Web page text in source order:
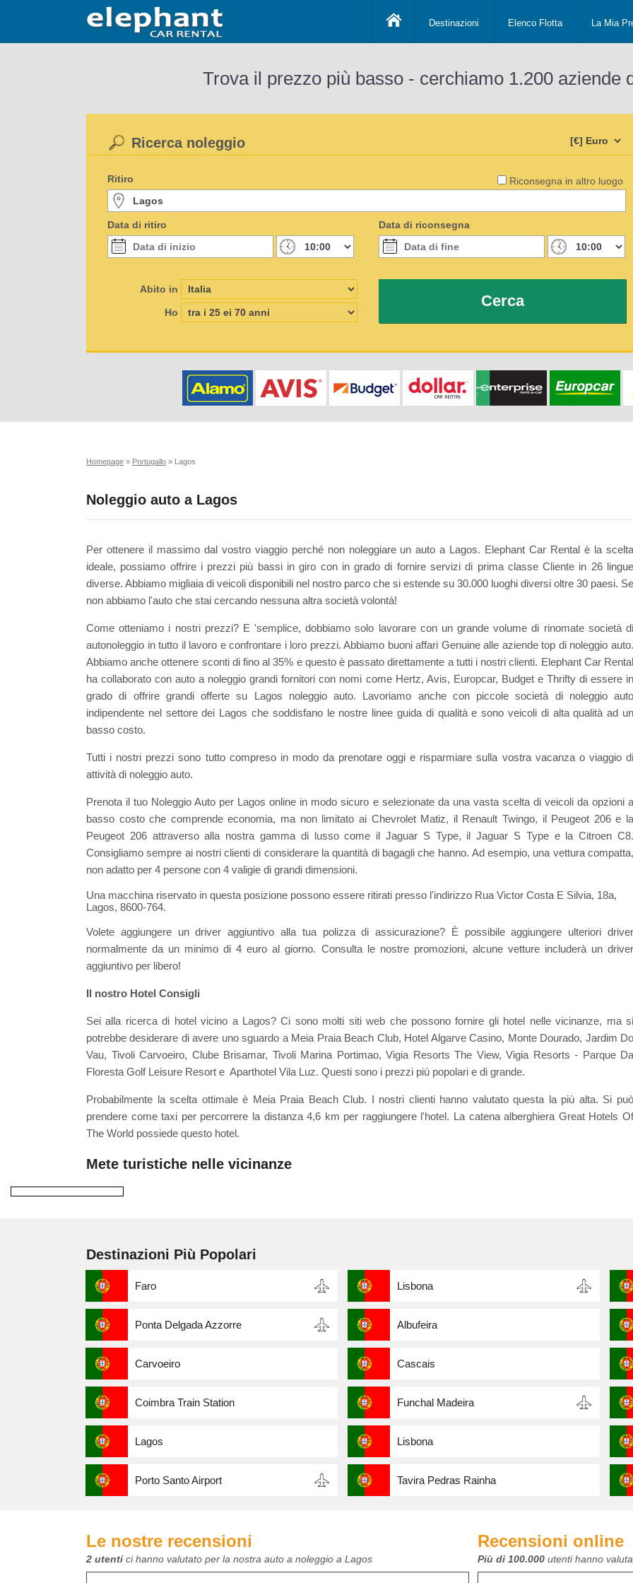
Destinazioni Elenco Flotta La Mia
Trova il prezzo più basso - cerchiamo 1.200 aziende
Riconsegna in altro luogo
Ricerca noleggio
Ritiro
Data di ritiro Data di riconsegna
Abito in
Ho
Cerca
Homepage » Portogallo » Lagos
Noleggio auto a Lagos
Per ottenere il massimo dal vostro viaggio perché non noleggiare un auto a Lagos. Elephant Car Rental è la scelta
ideale, possiamo offrire i prezzi più bassi in giro con in grado di fornire servizi di prima classe Cliente in 26 lingue
diverse. Abbiamo migliaia di veicoli disponibili nel nostro parco che si estende su 30.000 luoghi diversi oltre 30 paesi. Se
non abbiamo l'auto che stai cercando nessuna altra società volontà!
Come otteniamo i nostri prezzi? E 'semplice, dobbiamo solo lavorare con un grande volume di rinomate società di
autonoleggio in tutto il lavoro e confrontare i loro prezzi. Abbiamo buoni affari Genuine alle aziende top di noleggio auto.
Abbiamo anche ottenere sconti di fino al 35% e questo è passato direttamente a tutti i nostri clienti. Elephant Car Rental
ha collaborato con auto a noleggio grandi fornitori con nomi come Hertz, Avis, Europcar, Budget e Thrifty di essere in
grado di offrire grandi offerte su Lagos noleggio auto. Lavoriamo anche con piccole società di noleggio auto
indipendente nel settore dei Lagos che soddisfano le nostre linee guida di qualità e sono veicoli di alta qualità ad un
basso costo.
Tutti i nostri prezzi sono tutto compreso in modo da prenotare oggi e risparmiare sulla vostra vacanza o viaggio di
attività di noleggio auto.
Prenota il tuo Noleggio Auto per Lagos online in modo sicuro e selezionate da una vasta scelta di veicoli da opzioni a
basso costo che comprende economia, ma non limitato ai Chevrolet Matiz, il Renault Twingo, il Peugeot 206 e la
Peugeot 206 attraverso alla nostra gamma di lusso come il Jaguar S Type, il Jaguar S Type e la Citroen C8.
Consigliamo sempre ai nostri clienti di considerare la quantità di bagagli che hanno. Ad esempio, una vettura compatta,
non adatto per 4 persone con 4 valigie di grandi dimensioni.
Una macchina riservato in questa posizione possono essere ritirati presso l'indirizzo Rua Victor Costa E Silvia, 18a,
Lagos, 8600-764.
Volete aggiungere un driver aggiuntivo alla tua polizza di assicurazione? È possibile aggiungere ulteriori driver
normalmente da un minimo di 4 euro al giorno. Consulta le nostre promozioni, alcune vetture includerà un driver
aggiuntivo per libero!
Il nostro Hotel Consigli
Sei alla ricerca di hotel vicino a Lagos? Ci sono molti siti web che possono fornire gli hotel nelle vicinanze, ma si
potrebbe desiderare di avere uno sguardo a Meia Praia Beach Club, Hotel Algarve Casino, Monte Dourado, Jardim Do
Vau, Tivoli Carvoeiro, Clube Brisamar, Tivoli Marina Portimao, Vigia Resorts The View, Vigia Resorts - Parque Da
Floresta Golf Leisure Resort e Aparthotel Vila Luz. Questi sono i prezzi più popolari e di grande.
Probabilmente la scelta ottimale è Meia Praia Beach Club. I nostri clienti hanno valutato questa la più alta. Si può
prendere come taxi per percorrere la distanza 4,6 km per raggiungere l'hotel. La catena alberghiera Great Hotels Of
The World possiede questo hotel.
Mete turistiche nelle vicinanze
Destinazioni Più Popolari
Faro Lisbona
Ponta Delgada Azzorre Albufeira
Carvoeiro Cascais
Coimbra Train Station Funchal Madeira
Lagos Lisbona
Porto Santo Airport Tavira Pedras Rainha
Le nostre recensioni
2 utenti ci hanno valutato per la nostra auto a noleggio a Lagos
Recensioni online
Più di 100.000 utenti hanno